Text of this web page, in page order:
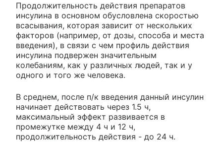
Продолжительность действия препаратов
инсулина в основном обусловлена скоростью
всасывания, которая зависит от нескольких
факторов (например, от дозы, способа и места
введения), в связи с чем профиль действия
инсулина подвержен значительным
колебаниям, как у различных людей, так и у
одного и того же человека.
В среднем, после п/к введения данный инсулин
начинает действовать через 1.5 ч,
максимальный эффект развивается в
промежутке между 4 ч и 12 ч,
продолжительность действия - до 24 ч.